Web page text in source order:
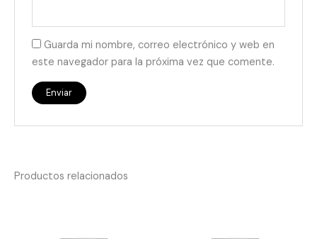
Guarda mi nombre, correo electrónico y web en
este navegador para la próxima vez que comente.
Productos relacionados